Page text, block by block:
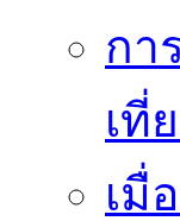
กา
เที่
เมื่